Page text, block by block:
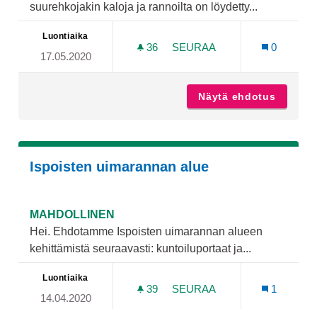
suurehkojakin kaloja ja rannoilta on löydetty...
Luontiaika
17.05.2020
36 36 SEURAAJAA
SEURAA
0
Näytä ehdotus
Ispoisten uimarannan alue
MAHDOLLINEN
Hei. Ehdotamme Ispoisten uimarannan alueen
kehittämistä seuraavasti: kuntoiluportaat ja...
Luontiaika
14.04.2020
39 39 SEURAAJAA
SEURAA
1